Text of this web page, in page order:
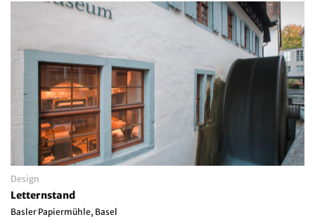
Design
Letternstand
Basler Papiermühle, Basel